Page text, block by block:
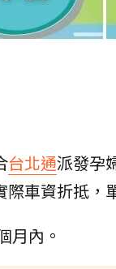
台北通派發孕
車資折抵，
月內。